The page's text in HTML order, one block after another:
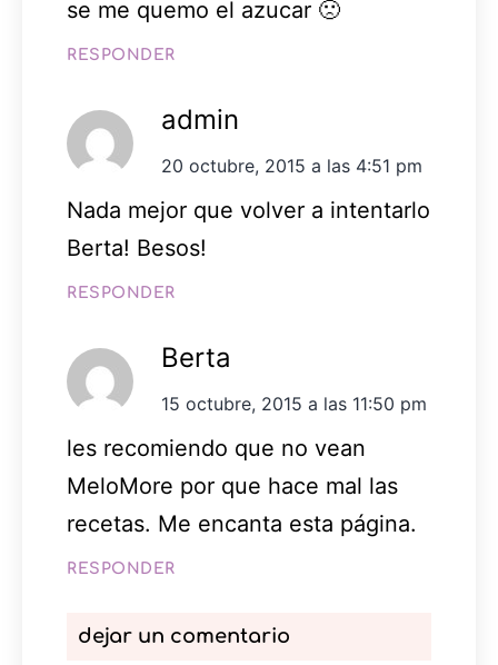
se me quemo el azucar 🙁
RESPONDER
admin
20 octubre, 2015 a las 4:51 pm
Nada mejor que volver a intentarlo
Berta! Besos!
RESPONDER
Berta
15 octubre, 2015 a las 11:50 pm
les recomiendo que no vean
MeloMore por que hace mal las
recetas. Me encanta esta página.
RESPONDER
dejar un comentario